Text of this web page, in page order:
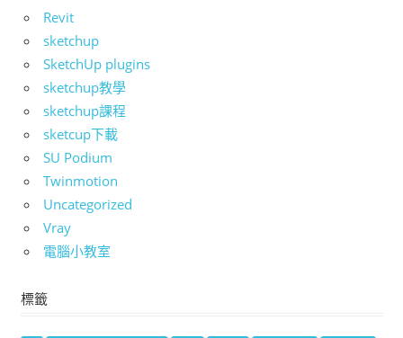
Revit
sketchup
SketchUp plugins
sketchup教學
sketchup課程
sketcup下載
SU Podium
Twinmotion
Uncategorized
Vray
電腦小教室
標籤